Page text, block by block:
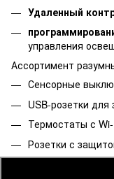
Удаленный
управления
Ассортимент
Сенсорные
USB-розетки
Термостаты с
Розетки с